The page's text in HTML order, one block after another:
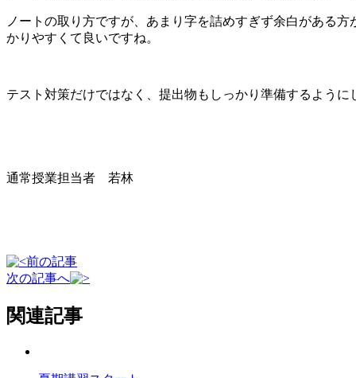
ノートの取り方ですが、あまり字を詰めすぎず余白がある
かりやすくて良いですね。
テスト対策だけではなく、提出物もしっかり準備するように
通常授業担当者 若林
前の記事
次の記事へ
関連記事